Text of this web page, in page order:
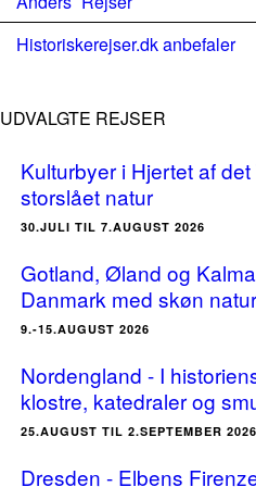
Historiskerejser.dk anbefaler
UDVALGTE REJSER
Kulturbyer i Hjertet af
storslået natur
30.JULI TIL 7.AUGUST 2026
Gotland, Øland og
Danmark med skøn
9.-15.AUGUST 2026
Nordengland - I
klostre, katedraler og
25.AUGUST TIL 2.SEPTEMBER 2026
Dresden - Elbens